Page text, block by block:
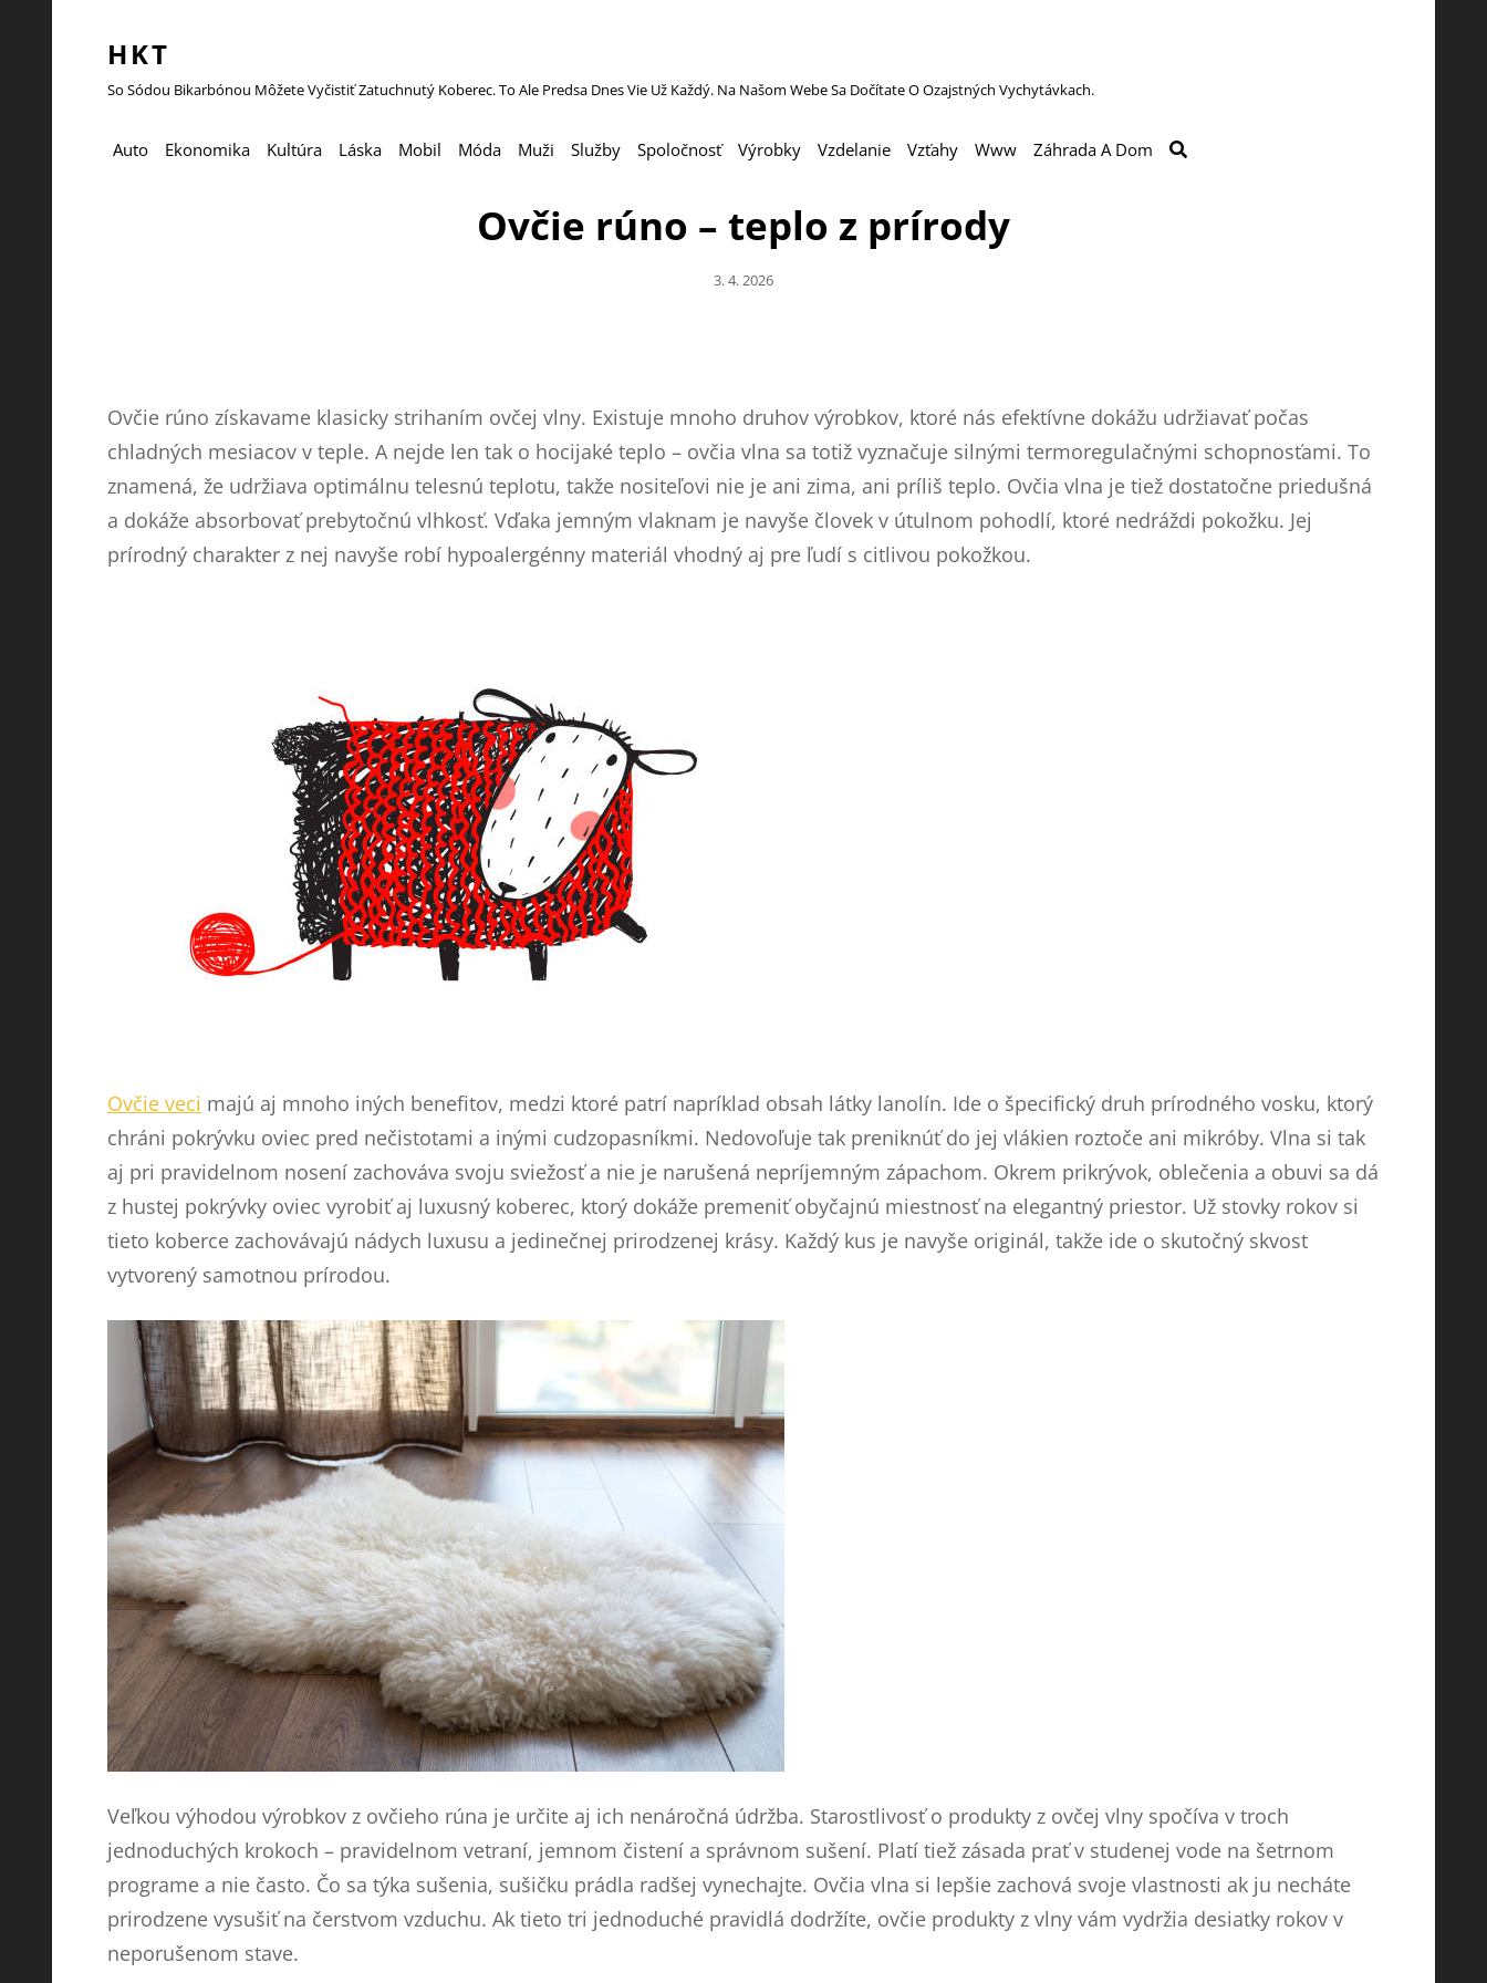
HKT
So Sódou Bikarbónou Môžete Vyčistiť Zatuchnutý Koberec. To Ale Predsa Dnes Vie Už Každý. Na Našom Webe Sa Dočítate O Ozajstných Vychytávkach.
Auto Ekonomika Kultúra Láska Mobil Móda Muži Služby Spoločnosť Výrobky Vzdelanie Vzťahy Www Záhrada A Dom
Ovčie rúno – teplo z prírody
Posted
3. 4. 2026
Ovčie rúno získavame klasicky strihaním ovčej vlny. Existuje mnoho druhov výrobkov, ktoré nás efektívne dokážu udržiavať počas
chladných mesiacov v teple. A nejde len tak o hocijaké teplo – ovčia vlna sa totiž vyznačuje silnými termoregulačnými schopnosťami. To
znamená, že udržiava optimálnu telesnú teplotu, takže nositeľovi nie je ani zima, ani príliš teplo. Ovčia vlna je tiež dostatočne priedušná
a dokáže absorbovať prebytočnú vlhkosť. Vďaka jemným vlaknam je navyše človek v útulnom pohodlí, ktoré nedráždi pokožku. Jej
prírodný charakter z nej navyše robí hypoalergénny materiál vhodný aj pre ľudí s citlivou pokožkou.
Ovčie veci majú aj mnoho iných benefitov, medzi ktoré patrí napríklad obsah látky lanolín. Ide o špecifický druh prírodného vosku, ktorý
chráni pokrývku oviec pred nečistotami a inými cudzopasníkmi. Nedovoľuje tak preniknúť do jej vlákien roztoče ani mikróby. Vlna si tak
aj pri pravidelnom nosení zachováva svoju sviežosť a nie je narušená nepríjemným zápachom. Okrem prikrývok, oblečenia a obuvi sa dá
z hustej pokrývky oviec vyrobiť aj luxusný koberec, ktorý dokáže premeniť obyčajnú miestnosť na elegantný priestor. Už stovky rokov si
tieto koberce zachovávajú nádych luxusu a jedinečnej prirodzenej krásy. Každý kus je navyše originál, takže ide o skutočný skvost
vytvorený samotnou prírodou.
Veľkou výhodou výrobkov z ovčieho rúna je určite aj ich nenáročná údržba. Starostlivosť o produkty z ovčej vlny spočíva v troch
jednoduchých krokoch – pravidelnom vetraní, jemnom čistení a správnom sušení. Platí tiež zásada prať v studenej vode na šetrnom
programe a nie často. Čo sa týka sušenia, sušičku prádla radšej vynechajte. Ovčia vlna si lepšie zachová svoje vlastnosti ak ju necháte
prirodzene vysušiť na čerstvom vzduchu. Ak tieto tri jednoduché pravidlá dodržíte, ovčie produkty z vlny vám vydržia desiatky rokov v
neporušenom stave.